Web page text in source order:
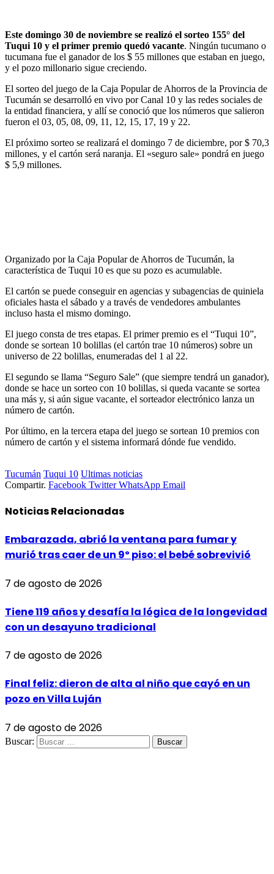
Este domingo 30 de noviembre se realizó el sorteo 155° del
Tuqui 10 y el primer premio quedó vacante. Ningún tucumano o
tucumana fue el ganador de los $ 55 millones que estaban en juego,
y el pozo millonario sigue creciendo.
El sorteo del juego de la Caja Popular de Ahorros de la Provincia de
Tucumán se desarrolló en vivo por Canal 10 y las redes sociales de
la entidad financiera, y allí se conoció que los números que salieron
fueron el 03, 05, 08, 09, 11, 12, 15, 17, 19 y 22.
El próximo sorteo se realizará el domingo 7 de diciembre, por $ 70,3
millones, y el cartón será naranja. El «seguro sale» pondrá en juego
$ 5,9 millones.
Organizado por la Caja Popular de Ahorros de Tucumán, la
característica de Tuqui 10 es que su pozo es acumulable.
El cartón se puede conseguir en agencias y subagencias de quiniela
oficiales hasta el sábado y a través de vendedores ambulantes
incluso hasta el mismo domingo.
El juego consta de tres etapas. El primer premio es el “Tuqui 10”,
donde se sortean 10 bolillas (el cartón trae 10 números) sobre un
universo de 22 bolillas, enumeradas del 1 al 22.
El segundo se llama “Seguro Sale” (que siempre tendrá un ganador),
donde se hace un sorteo con 10 bolillas, si queda vacante se sortea
una más y, si aún sigue vacante, el sorteador electrónico lanza un
número de cartón.
Por último, en la tercera etapa del juego se sortean 10 premios con
número de cartón y el sistema informará dónde fue vendido.
Tucumán Tuqui 10 Ultimas noticias
Compartir. Facebook Twitter WhatsApp Email
NoticiasRelacionadas
Embarazada, abrió la ventana para fumar y
murió tras caer de un 9º piso: el bebé sobrevivió
7 de agosto de 2026
Tiene 119 años y desafía la lógica de la longevidad
con un desayuno tradicional
7 de agosto de 2026
Final feliz: dieron de alta al niño que cayó en un
pozo en Villa Luján
7 de agosto de 2026
Buscar: